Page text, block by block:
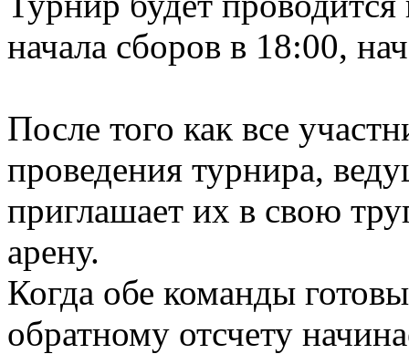
начала сборов в 18:00,
После того как все
проведения турнира,
приглашает их в свою
арену.
Когда обе команды
обратному отсчету